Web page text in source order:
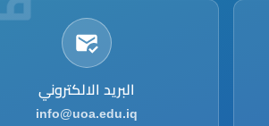
البريد الالكتروني
info@uoa.edu.iq